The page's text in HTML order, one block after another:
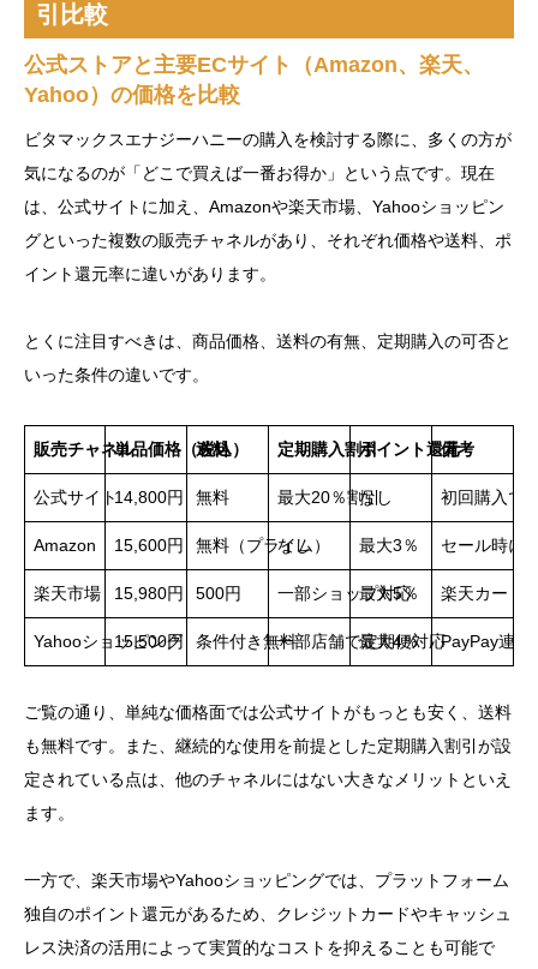
引比較
公式ストアと主要ECサイト（Amazon、楽天、
Yahoo）の価格を比較
ビタマックスエナジーハニーの購入を検討する際に、多くの方が
気になるのが「どこで買えば一番お得か」という点です。現在
は、公式サイトに加え、Amazonや楽天市場、Yahooショッピン
グといった複数の販売チャネルがあり、それぞれ価格や送料、ポ
イント還元率に違いがあります。
とくに注目すべきは、商品価格、送料の有無、定期購入の可否と
いった条件の違いです。
販売チャネル単品価格（税込）
送料 定期購入割引ポイント還元備考
公式サイト14,800円 無料 最大20％割引
なし 初回購入で
Amazon 15,600円 無料（プライム）
なし 最大3％ セール時に
楽天市場 15,980円 500円 一部ショップ対応
最大5％ 楽天カード
Yahooショッピング
15,500円 条件付き無料一部店舗で定期便対応
最大4％ PayPay連携
ご覧の通り、単純な価格面では公式サイトがもっとも安く、送料
も無料です。また、継続的な使用を前提とした定期購入割引が設
定されている点は、他のチャネルにはない大きなメリットといえ
ます。
一方で、楽天市場やYahooショッピングでは、プラットフォーム
独自のポイント還元があるため、クレジットカードやキャッシュ
レス決済の活用によって実質的なコストを抑えることも可能で